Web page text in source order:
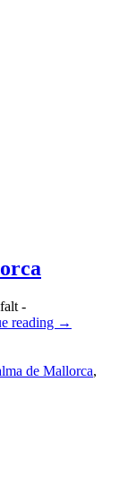
-
reading →
de Mallorca,